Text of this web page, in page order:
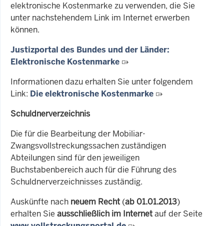
elektronische Kostenmarke zu verwenden, die Sie
unter nachstehendem Link im Internet erwerben
können.
Justizportal des Bundes und der Länder:
Elektronische Kostenmarke
Informationen dazu erhalten Sie unter folgendem
Link: Die elektronische Kostenmarke
Schuldnerverzeichnis
Die für die Bearbeitung der Mobiliar-
Zwangsvollstreckungssachen zuständigen
Abteilungen sind für den jeweiligen
Buchstabenbereich auch für die Führung des
Schuldnerverzeichnisses zuständig.
Auskünfte nach neuem Recht (ab 01.01.2013)
erhalten Sie ausschließlich im Internetauf der Seite